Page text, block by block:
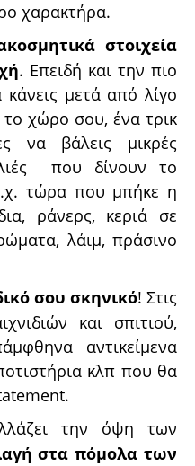
χαρακτήρα.
στοιχεία
. Επειδή και την πιο
μετά από λίγο
το χώρο σου, ένα τρικ
να βάλεις μικρές
που δίνουν το
τώρα που μπήκε η
ράνερς, κεριά σε
λάιμ, πράσινο
σου σκηνικό! Στις
και σπιτιού,
αντικείμενα
κλπ που θα
την όψη των
στα πόμολα των